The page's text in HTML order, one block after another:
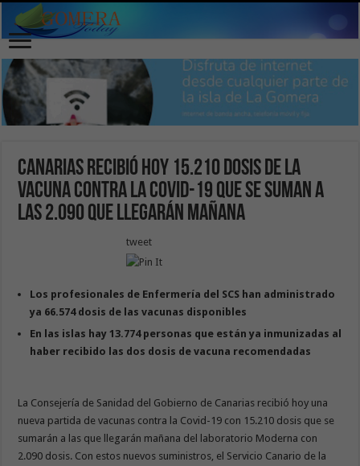
Canarias recibió hoy 15.210 dosis de la
vacuna contra la Covid-19 que se suman a
las 2.090 que llegarán mañana
tweet
Los profesionales de Enfermería del SCS han administrado
ya 66.574 dosis de las vacunas disponibles
En las islas hay 13.774 personas que están ya inmunizadas al
haber recibido las dos dosis de vacuna recomendadas
La Consejería de Sanidad del Gobierno de Canarias recibió hoy una
nueva partida de vacunas contra la Covid-19 con 15.210 dosis que se
sumarán a las que llegarán mañana del laboratorio Moderna con
2.090 dosis. Con estos nuevos suministros, el Servicio Canario de la